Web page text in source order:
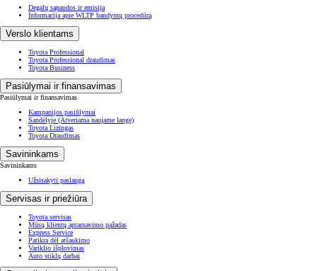
Degalų sąnaudos ir emisija
Informacija apie WLTP bandymų procedūrą
Verslo klientams
Toyota Professional
Toyota Professional draudimas
Toyota Business
Pasiūlymai ir finansavimas
Pasiūlymai ir finansavimas
Kampanijos pasiūlymai
Sandėlyje (Atveriama naujame lange)
Toyota Lizingas
Toyota Draudimas
Savininkams
Savininkams
Užsisakyti paslaugą
Servisas ir priežiūra
Toyota servisas
Mūsų klientų aptarnavimo pažadas
Express Service
Patikra dėl atšaukimo
Variklio išplovimas
Auto stiklų darbai